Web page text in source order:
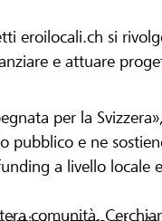
eroilocali.ch si
e attuare
per la
pubblico e ne
a livello locale
comunità.